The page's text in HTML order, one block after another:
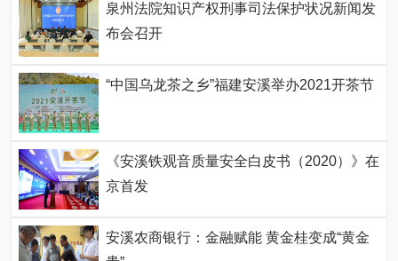
泉州法院知识产权刑事司法保护状况新闻发
布会召开
“中国乌龙茶之乡”福建安溪举办2021开茶节
《安溪铁观音质量安全白皮书（2020）》在
京首发
安溪农商银行：金融赋能 黄金桂变成“黄金